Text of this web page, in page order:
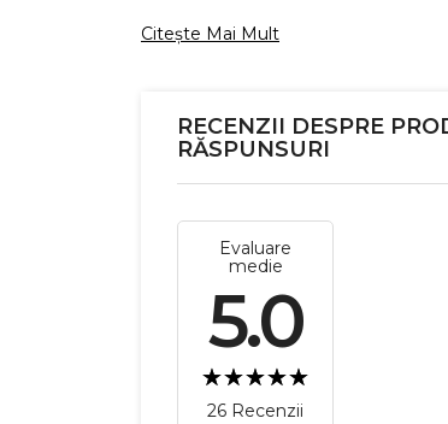
Citește Mai Mult
RECENZII DESPRE
RĂSPUNSURI
Evaluare
medie
5.0
26 Recenzii